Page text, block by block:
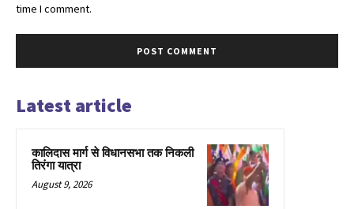
time I comment.
Latest article
कालिदास मार्ग से विधानसभा तक निकली
तिरंगा यात्रा
August 9, 2026